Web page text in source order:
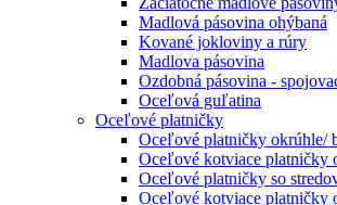
Madlová pásovina ohýbaná
Kované jokloviny a rúry
Madlova pásovina
Ozdobná pásovina -
Oceľová guľatina
Oceľové platničky
Oceľové platničky okrúhle/
Oceľové kotviace platničky
Oceľové platničky so
Oceľové kotviace platničky